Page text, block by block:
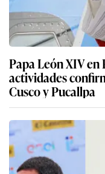
Papa León XIV en
actividades
Cusco y Pucallpa